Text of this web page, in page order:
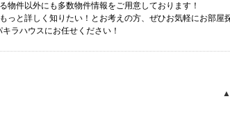
件以外にも多数物件情報をご用意しております！
っと詳しく知りたい！とお考えの方、ぜひお気軽にお部屋
ラハウスにお任せください！
▲